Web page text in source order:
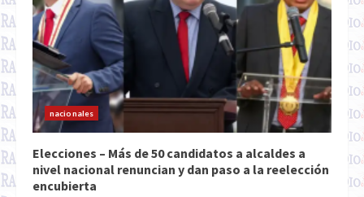
nacionales
Elecciones – Más de 50 candidatos a alcaldes a
nivel nacional renuncian y dan paso a la reelección
encubierta